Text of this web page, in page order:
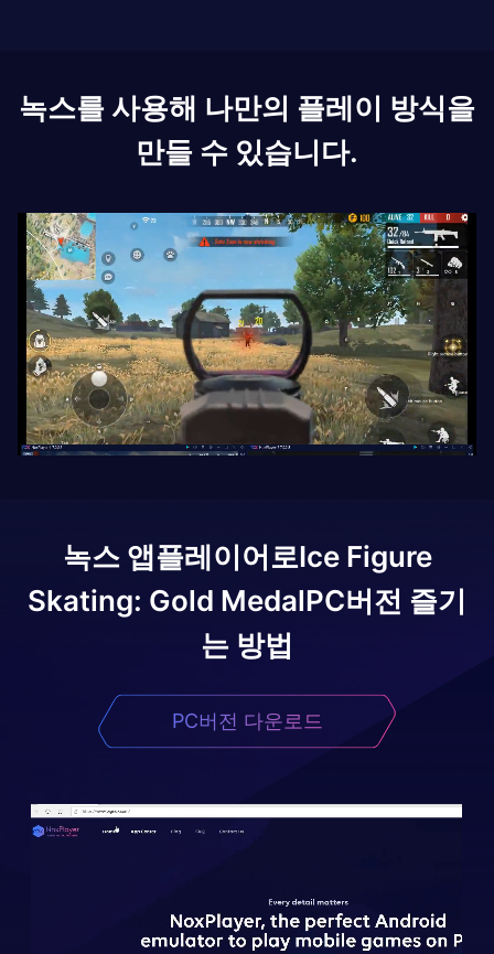
녹스를 사용해 나만의 플레이 방식을
만들 수 있습니다.
녹스 앱플레이어로Ice Figure
Skating: Gold MedalPC버전 즐기
는 방법
PC버전 다운로드